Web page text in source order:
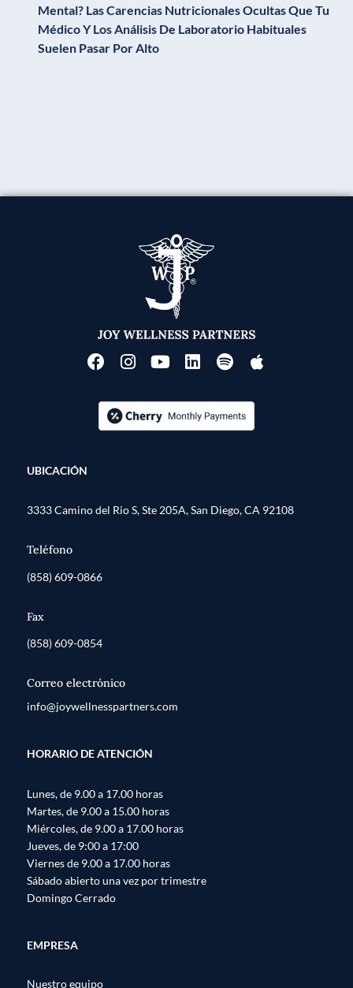
Mental? Las Carencias Nutricionales Ocultas Que Tu
Médico Y Los Análisis De Laboratorio Habituales
Suelen Pasar Por Alto
UBICACIÓN
3333 Camino del Rio S, Ste 205A, San Diego, CA 92108
Teléfono
(858) 609-0866
Fax
(858) 609-0854
Correo electrónico
info@joywellnesspartners.com
HORARIO DE ATENCIÓN
Lunes, de 9.00 a 17.00 horas
Martes, de 9.00 a 15.00 horas
Miércoles, de 9.00 a 17.00 horas
Jueves, de 9:00 a 17:00
Viernes de 9.00 a 17.00 horas
Sábado abierto una vez por trimestre
Domingo Cerrado
EMPRESA
Nuestro equipo